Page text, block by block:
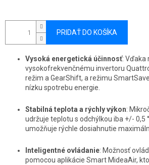
PRIDAŤ DO KOŠÍKA
Vysoká energetická účinnosť: Vďaka
vysokofrekvenčnému invertoru
režim a GearShift, a režimu
nízku spotrebu energie.
Stabilná teplota a rýchly výkon:
udržuje teplotu s odchýlkou iba +/- 0,5
umožňuje rýchle dosiahnutie
Inteligentné ovládanie: Možnosť
pomocou aplikácie Smart MideaAir,